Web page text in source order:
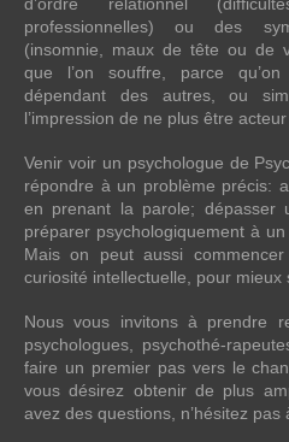
professionnelles) ou des
(insomnie, maux de tête ou de
que l’on souffre, parce qu’on
dépendant des autres, ou
l’impression de ne plus être acteur
Venir voir un psychologue de
répondre à un problème précis:
en prenant la parole; dépasser
préparer psychologiquement à
Mais on peut aussi
curiosité intellectuelle, pour mieux
Nous vous invitons à prendre
psychologues, psychothé-
faire un premier pas vers le
vous désirez obtenir de plus
avez des questions, n’hésitez pas